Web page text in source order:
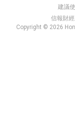
建議
信報財
Copyright © 2026